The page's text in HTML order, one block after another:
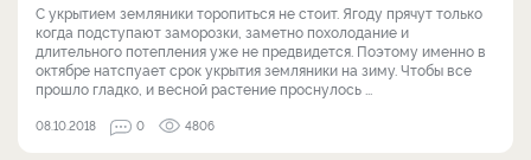
С укрытием земляники торопиться не стоит. Ягоду прячут только
когда подступают заморозки, заметно похолодание и
длительного потепления уже не предвидется. Поэтому именно в
октябре натспуает срок укрытия земляники на зиму. Чтобы все
прошло гладко, и весной растение проснулось ...
08.10.2018 0 4806